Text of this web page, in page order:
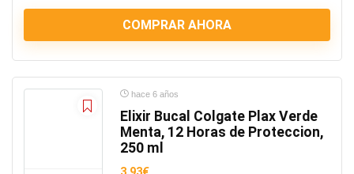
COMPRAR AHORA
hace 6 años
Elixir Bucal Colgate Plax Verde
Menta, 12 Horas de Proteccion,
250 ml